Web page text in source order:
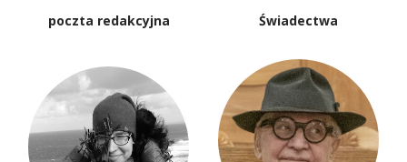
poczta redakcyjna Świadectwa